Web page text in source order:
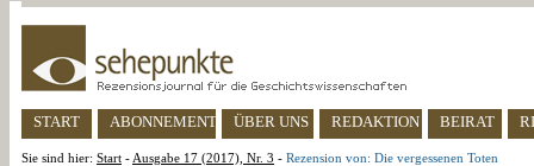
START ABONNEMENT ÜBER UNS REDAKTION BEIRAT
Sie sind hier: Start - Ausgabe 17 (2017), Nr. 3 - Rezension von: Die vergessenen Toten